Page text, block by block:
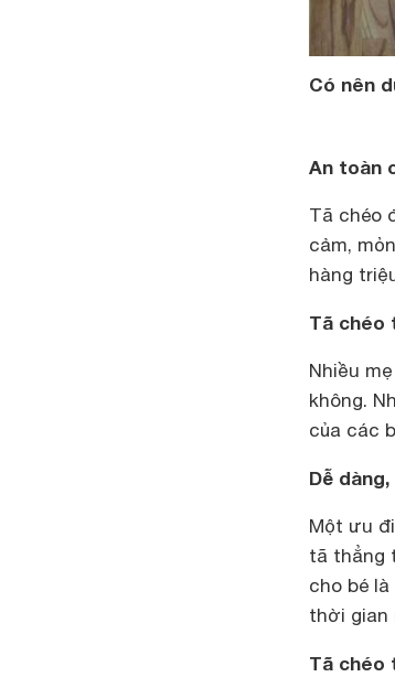
Có nên
An toàn
Tã chéo
cảm,
hàng
Tã chéo
Nhiều
không.
của các
Dễ
Một ưu
tã thẳng
cho bé
thời gian
Tã chéo